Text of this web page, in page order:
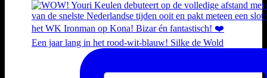
Een jaar lang in het rood-wit-blauw! Silke de Wold